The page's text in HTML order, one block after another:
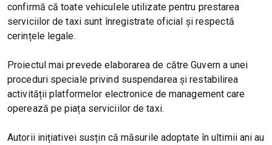
confirmă că toate vehiculele utilizate pentru prestarea
serviciilor de taxi sunt înregistrate oficial și respectă
cerințele legale.
Proiectul mai prevede elaborarea de către Guvern a unei
proceduri speciale privind suspendarea și restabilirea
activității platformelor electronice de management care
operează pe piața serviciilor de taxi.
Autorii inițiativei susțin că măsurile adoptate în ultimii ani au